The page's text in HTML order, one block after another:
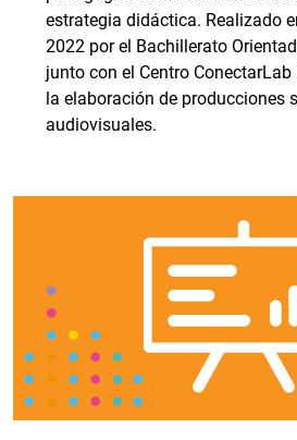
estrategia didáctica. Realizado
2022 por el Bachillerato
junto con el Centro
la elaboración de producciones
audiovisuales.